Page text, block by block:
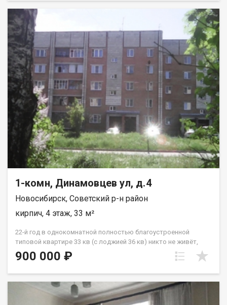
Подходит как для проживания, так и для сдачи в найм. Дом
находится в удобной локации - рядом остановки транспорта,
ТЦ Аура, магазины, аптеки, школа, дет.сад. Комната в чистой
продажи, без обременений и ограничений. Рядом продаётся
комната 23,7 кв.м. Готовы на быструю сделку. Рядом с
объектом находятся:1 школа,4 детских сада,6 продуктовых
магазинов,5 спортивных учреждений. Возможен обмен на
вашу недвижимость. Возможна продажа в рассрочку. При
звонке, пожалуйста, сообщите номер варианта -
JV009054114380.
1-комн, Динамовцев ул, д.4
Новосибирск, Советский р-н район
кирпич, 4 этаж, 33 м²
22-й год в однокомнатной полностью благоустроенной
типовой квартире 33 кв (с лоджией 36 кв) никто не живёт,
никто не прописан. В квартире очень большая объёмная
кладовая , в которой можно поместить стиралку +
одежды, по сути заменяет одёжный шкаф. Не хрущёвка -
входы в кухню, в комнату из коридора квартиры. В хрущёвке
вход в кухню через комнату хрущёвки. Продам в этой
900 000 ₽